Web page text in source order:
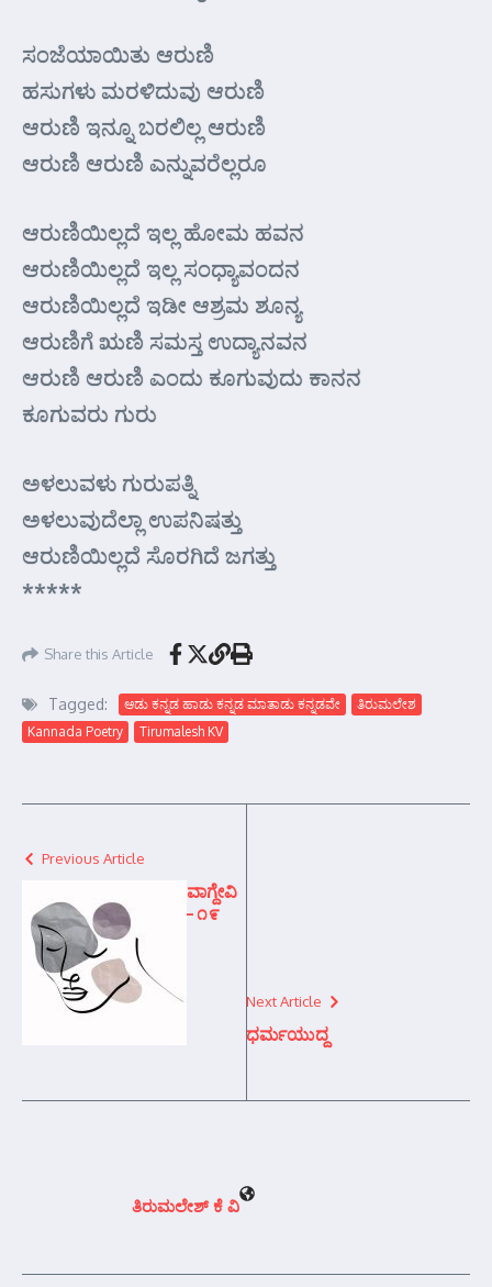
ಸಂಜೆಯಾಯಿತು ಆರುಣಿ
ಹಸುಗಳು ಮರಳಿದುವು ಆರುಣಿ
ಆರುಣಿ ಇನ್ನೂ ಬರಲಿಲ್ಲ ಆರುಣಿ
ಆರುಣಿ ಆರುಣಿ ಎನ್ನುವರೆಲ್ಲರೂ
ಆರುಣಿಯಿಲ್ಲದೆ ಇಲ್ಲ ಹೋಮ ಹವನ
ಆರುಣಿಯಿಲ್ಲದೆ ಇಲ್ಲ ಸಂಧ್ಯಾವಂದನ
ಆರುಣಿಯಿಲ್ಲದೆ ಇಡೀ ಆಶ್ರಮ ಶೂನ್ಯ
ಆರುಣಿಗೆ ಋಣಿ ಸಮಸ್ತ ಉದ್ಯಾನವನ
ಆರುಣಿ ಆರುಣಿ ಎಂದು ಕೂಗುವುದು ಕಾನನ
ಕೂಗುವರು ಗುರು
ಅಳಲುವಳು ಗುರುಪತ್ನಿ
ಅಳಲುವುದೆಲ್ಲಾ ಉಪನಿಷತ್ತು
ಆರುಣಿಯಿಲ್ಲದೆ ಸೊರಗಿದೆ ಜಗತ್ತು
*****
Share this Article
Tagged: ಆಡು ಕನ್ನಡ ಹಾಡು ಕನ್ನಡ ಮಾತಾಡು ಕನ್ನಡವೇ
ತಿರುಮಲೇಶ
Kannada Poetry
Tirumalesh KV
Previous Article
ವಾಗ್ದೇವಿ
– ೧೯
Next Article
ಧರ್ಮಯುದ್ದ
ತಿರುಮಲೇಶ್ ಕೆ ವಿ